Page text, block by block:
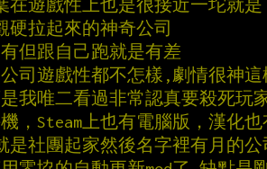
在遊戲性上也是很接近一坨就是
硬拉起來的神奇公司
但跟自己跑就是有差
司遊戲性都不怎樣,劇情很神這
我唯二看過非常認真要殺死玩
，Steam上也有電腦版，漢化
是社團起家然後名字裡有月的公